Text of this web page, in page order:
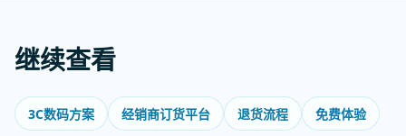
继续查看
3C数码方案 经销商订货平台 退货流程 免费体验